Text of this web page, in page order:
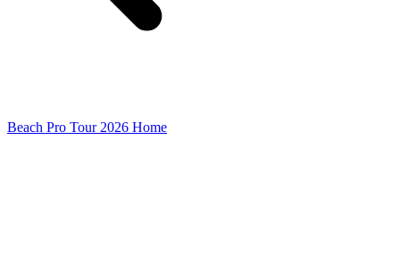
Beach Pro Tour 2026 Home